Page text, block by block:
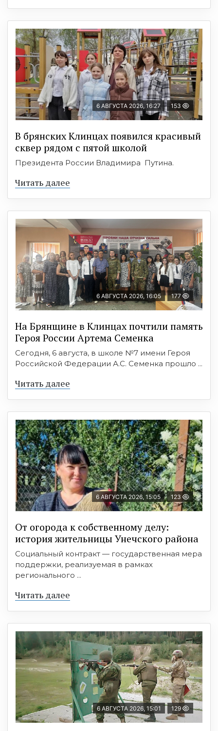
6 АВГУСТА 2026, 16:27 153
В брянских Клинцах появился красивый
сквер рядом с пятой школой
Президента России Владимира Путина.
Читать далее
6 АВГУСТА 2026, 16:05 177
На Брянщине в Клинцах почтили память
Героя России Артема Семенка
Сегодня, 6 августа, в школе №7 имени Героя
Российской Федерации А.С. Семенка прошло ...
Читать далее
6 АВГУСТА 2026, 15:05 123
От огорода к собственному делу:
история жительницы Унечского района
Социальный контракт — государственная мера
поддержки, реализуемая в рамках
регионального ...
Читать далее
6 АВГУСТА 2026, 15:01 129